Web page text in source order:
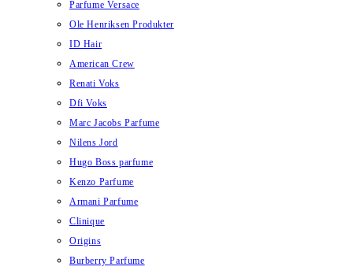
Parfume Versace
Ole Henriksen Produkter
ID Hair
American Crew
Renati Voks
Dfi Voks
Marc Jacobs Parfume
Nilens Jord
Hugo Boss parfume
Kenzo Parfume
Armani Parfume
Clinique
Origins
Burberry Parfume